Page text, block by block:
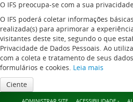
O IFS preocupa-se com a sua
O IFS poderá coletar informações
realizada(s) para aprimorar a
visitantes deste site, segundo o que
Privacidade de Dados Pessoais. Ao
com a coleta e tratamento de seus
formulários e cookies. Leia mais
Ciente